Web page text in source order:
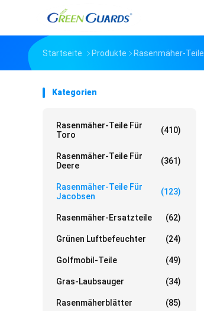
Startseite Produkte Rasenmäher-
Kategorien
Rasenmäher-Teile Für
Toro
(410)
Rasenmäher-Teile Für
Deere
(361)
Rasenmäher-Teile Für
Jacobsen
(123)
Rasenmäher-Ersatzteile (62)
Grünen Luftbefeuchter (24)
Golfmobil-Teile (49)
Gras-Laubsauger (34)
Rasenmäherblätter (85)